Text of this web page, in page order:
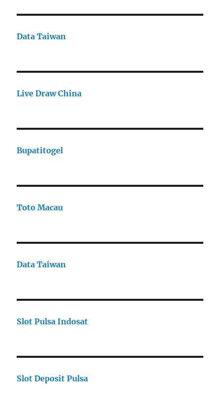
Data Taiwan
Live Draw China
Bupatitogel
Toto Macau
Data Taiwan
Slot Pulsa Indosat
Slot Deposit Pulsa